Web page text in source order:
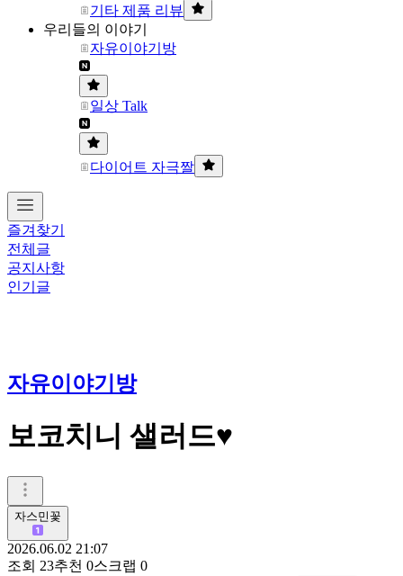
기타 제품 리뷰
우리들의 이야기
자유이야기방
일상 Talk
다이어트 자극짤
즐겨찾기
전체글
공지사항
인기글
자유이야기방
보코치니 샐러드♥️
자스민꽃
2026.06.02 21:07
조회 23추천 0스크랩 0